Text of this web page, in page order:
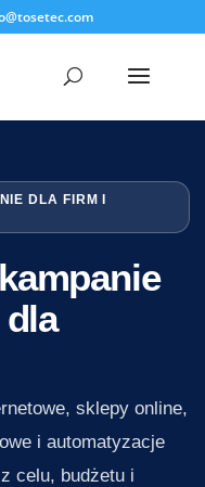
DLA FIRM I
sklepy online,
i automatyzacje
celu, budżetu i